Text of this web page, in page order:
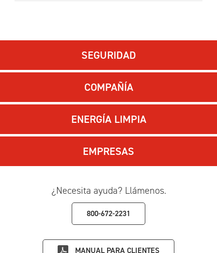
SEGURIDAD
COMPAÑÍA
ENERGÍA LIMPIA
EMPRESAS
¿Necesita ayuda? Llámenos.
800-672-2231
MANUAL PARA CLIENTES